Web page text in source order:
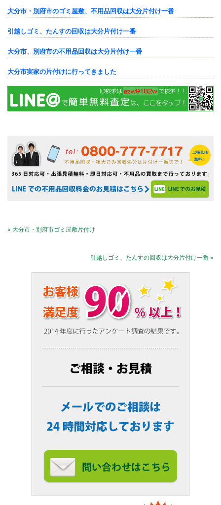
大分市・別府市のゴミ屋敷、不用品回収は大分片付け一番
引越しゴミ、たんすの回収は大分片付け一番
大分市、別府市の不用品回収は大分片付け一番
大分市実家の片付けに行ってきました
« 大分市・別府市ゴミ屋敷片付け
引越しゴミ、たんすの回収は大分片付け一番 »